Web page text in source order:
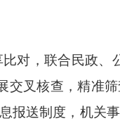
对，联合民政、
交叉核查，精准
报送制度，机关